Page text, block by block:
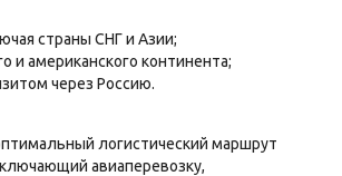
страны СНГ и Азии;
и американского континента;
через Россию.
логистический маршрут
авиаперевозку,